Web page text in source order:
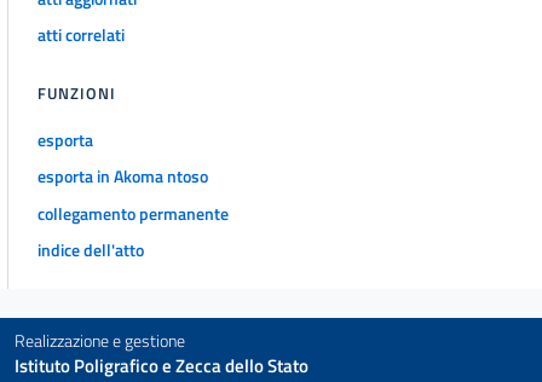
atti correlati
FUNZIONI
esporta
esporta in Akoma ntoso
collegamento permanente
indice dell'atto
Realizzazione e gestione
Istituto Poligrafico e Zecca dello Stato